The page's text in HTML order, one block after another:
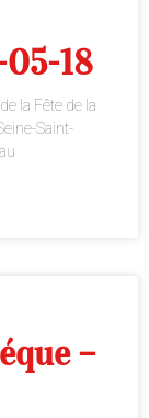
18
la Fête de la
Saint-
–